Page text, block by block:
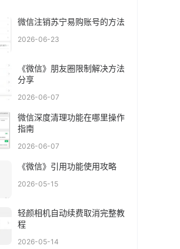
微信注销苏宁易购账号的方法
2026-06-23
《微信》朋友圈限制解决方法
分享
2026-06-07
微信深度清理功能在哪里操作
指南
2026-06-07
《微信》引用功能使用攻略
2026-05-15
轻颜相机自动续费取消完整教
程
2026-05-14